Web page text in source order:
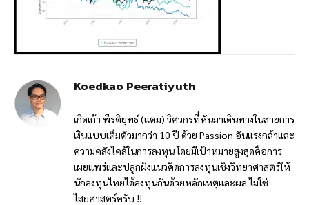
Koedkao Peeratiyuth
เกิดเก้า พีรติยุทธ์ (แตม) วิศวกรที่หันมาเดินทางในสายการ
เงินแบบเต็มตัวมากว่า 10 ปี ด้วย Passion อันแรงกล้าและ
ความคลั่งไคล้ในการลงทุน โดยมีเป้าหมายสูงสุดคือการ
เผยแพร่และปลูกฝังแนวคิดการลงทุนเชิงวิทยาศาสตร์ให้
นักลงทุนไทยได้ลงทุนกันด้วยหลักเหตุและผล ไม่ใช่
ไสยศาสตร์ครับ !!